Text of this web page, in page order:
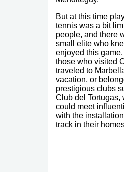
But at this time
tennis was a bit
people, and there
small elite who
enjoyed this
those who visited
traveled to
vacation, or
prestigious clubs
Club del Tortugas,
could meet
with the
track in their